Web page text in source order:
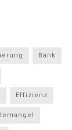
Bank
Effizienz